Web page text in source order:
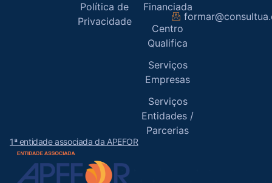
Política de
Privacidade
Financiada
Centro
Qualifica
Serviços
Empresas
Serviços
Entidades /
Parcerias
1ª entidade associada da APEFOR